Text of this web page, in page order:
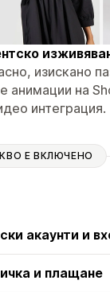
изискано
анимации на
интеграция.
Е ВКЛЮЧЕНО
акаунти и
и плащане